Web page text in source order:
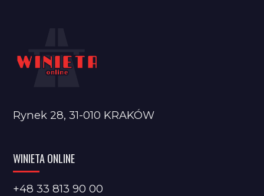
Rynek 28, 31-010 KRAKÓW
WINIETA ONLINE
+48 33 813 90 00